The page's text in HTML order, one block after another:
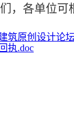
，各单位
筑原创设计论
执.doc